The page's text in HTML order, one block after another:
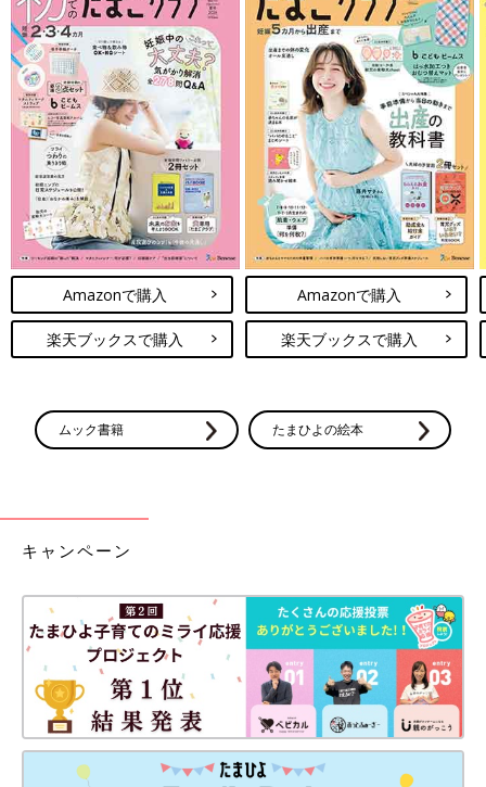
Amazonで購入
楽天ブックスで購入
Amazonで購入
楽天ブックスで購入
ムック書籍 たまひよの絵本
キャンペーン